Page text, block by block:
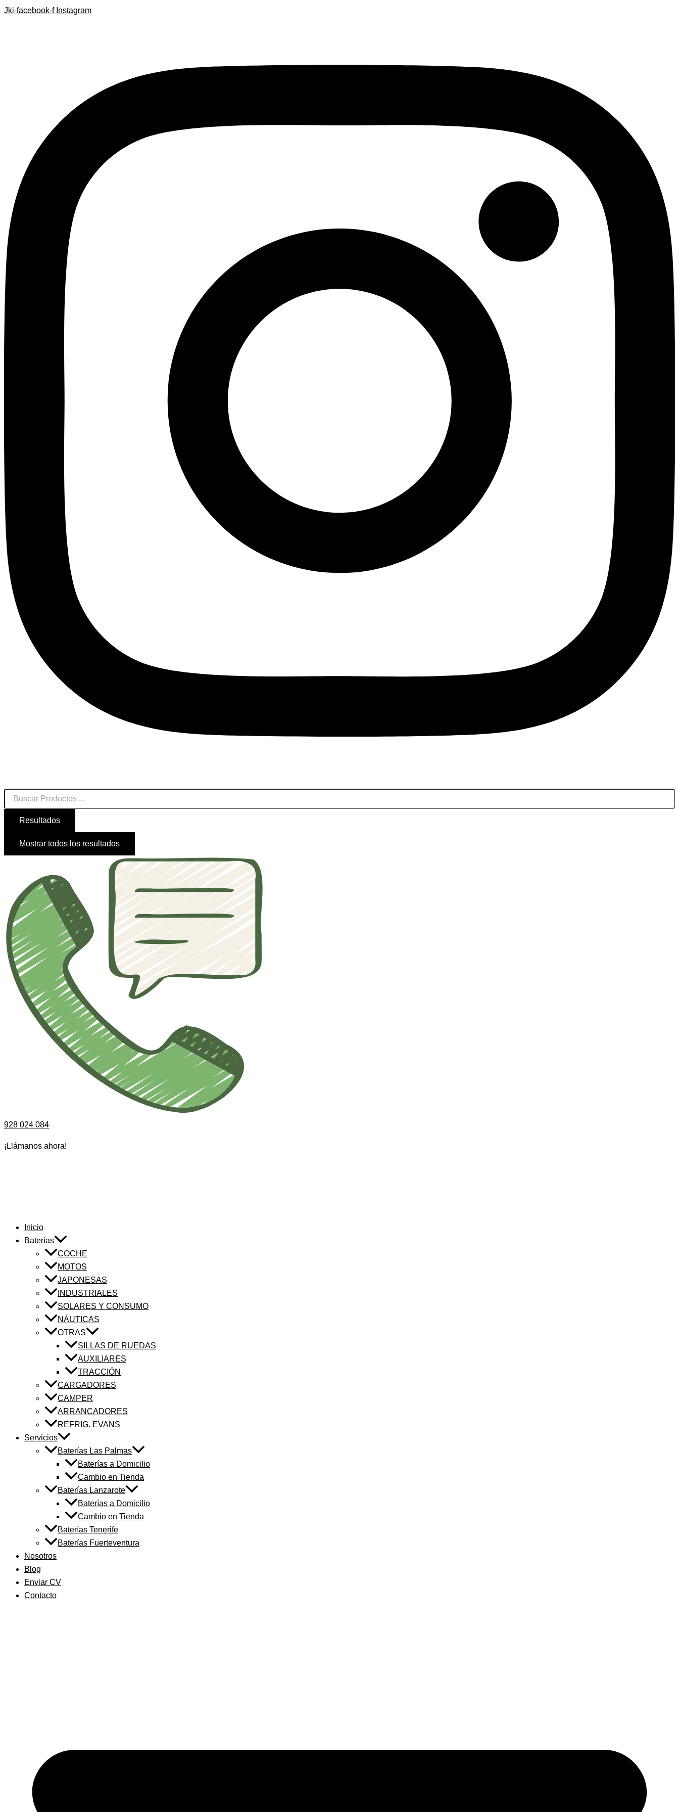
Ir
Jki-facebook-f Instagram
...
Resultados
Mostrar todos los resultados
928 024 084
¡Llámanos ahora!
Inicio
Baterías
COCHE
MOTOS
JAPONESAS
INDUSTRIALES
SOLARES Y CONSUMO
NÁUTICAS
OTRAS
SILLAS DE RUEDAS
AUXILIARES
TRACCIÓN
CARGADORES
CAMPER
ARRANCADORES
REFRIG. EVANS
Servicios
Baterías Las Palmas
Baterías a Domicilio
Cambio en Tienda
Baterías Lanzarote
Baterías a Domicilio
Cambio en Tienda
Baterías Tenerife
Baterías Fuerteventura
Nosotros
Blog
Enviar CV
Contacto
...